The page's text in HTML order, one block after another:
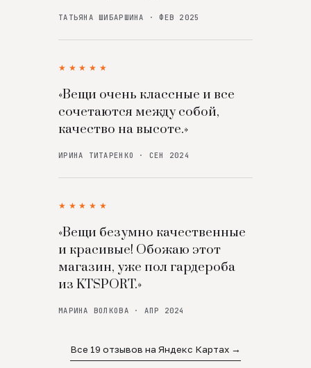
ТАТЬЯНА ШИБАРШИНА · ФЕВ 2025
★★★★★
«Вещи очень классные и все
сочетаются между собой,
качество на высоте.»
ИРИНА ТИТАРЕНКО · СЕН 2024
★★★★★
«Вещи безумно качественные
и красивые! Обожаю этот
магазин, уже пол гардероба
из KTSPORT.»
МАРИНА ВОЛКОВА · АПР 2024
Все 19 отзывов на Яндекс Картах →